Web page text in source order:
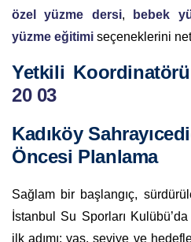
özel yüzme dersi, bebek
yüzme eğitimi seçeneklerini
Yetkili
20 03
Kadıköy
Öncesi Planlama
Sağlam bir başlangıç,
İstanbul Su Sporları
ilk adımı; yaş, seviye ve